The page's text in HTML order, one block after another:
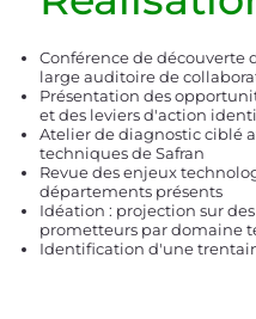
Conférence de
large auditoire de
Présentation des
et des leviers d'action
Atelier de diagnostic ciblé
techniques de Safran
Revue des enjeux
départements présents
Idéation : projection sur
prometteurs par domaine
Identification d'une